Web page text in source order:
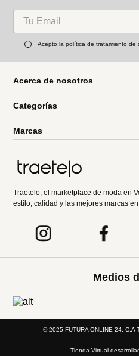
Acepto la política de tratamiento de
Acerca de nosotros
Categorías
Marcas
Traetelo, el marketplace de moda en
estilo, calidad y las mejores marcas
Medios
© 2025 FUTURA ONLINE 24, C.A
Tienda Virtual